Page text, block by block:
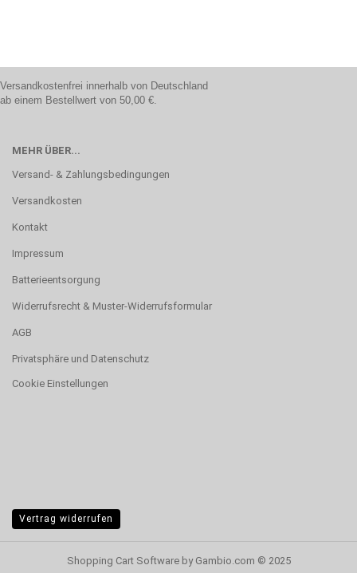
Versandkostenfrei innerhalb von Deutschland
ab einem Bestellwert von 50,00 €.
MEHR ÜBER...
Versand- & Zahlungsbedingungen
Versandkosten
Kontakt
Impressum
Batterieentsorgung
Widerrufsrecht & Muster-Widerrufsformular
AGB
Privatsphäre und Datenschutz
Cookie Einstellungen
Vertrag widerrufen
Shopping Cart Softwareby Gambio.com © 2025